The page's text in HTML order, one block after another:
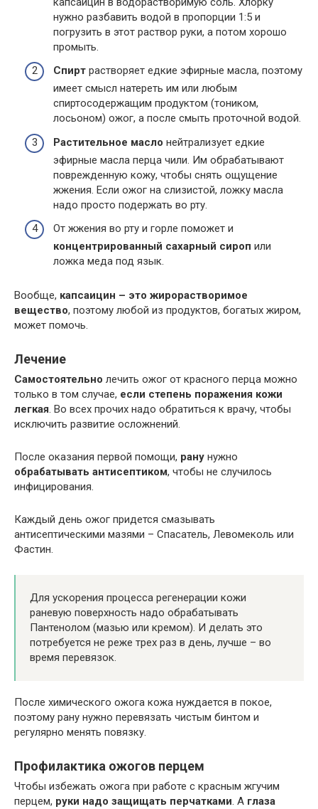
нужно разбавить водой в пропорции 1:5 и
погрузить в этот раствор руки, а потом хорошо
промыть.
Спирт растворяет едкие эфирные масла, поэтому
имеет смысл натереть им или любым
спиртосодержащим продуктом (тоником,
лосьоном) ожог, а после смыть проточной водой.
Растительное масло нейтрализует едкие
эфирные масла перца чили. Им обрабатывают
поврежденную кожу, чтобы снять ощущение
жжения. Если ожог на слизистой, ложку масла
надо просто подержать во рту.
От жжения во рту и горле поможет и
концентрированный сахарный сироп или
ложка меда под язык.
Вообще, капсаицин – это жирорастворимое
вещество, поэтому любой из продуктов, богатых жиром,
может помочь.
Лечение
Самостоятельно лечить ожог от красного перца можно
только в том случае, если степень поражения кожи
легкая. Во всех прочих надо обратиться к врачу, чтобы
исключить развитие осложнений.
После оказания первой помощи, рану нужно
обрабатывать антисептиком, чтобы не случилось
инфицирования.
Каждый день ожог придется смазывать
антисептическими мазями – Спасатель, Левомеколь или
Фастин.
Для ускорения процесса регенерации кожи
раневую поверхность надо обрабатывать
Пантенолом (мазью или кремом). И делать это
потребуется не реже трех раз в день, лучше – во
время перевязок.
После химического ожога кожа нуждается в покое,
поэтому рану нужно перевязать чистым бинтом и
регулярно менять повязку.
Профилактика ожогов перцем
Чтобы избежать ожога при работе с красным жгучим
перцем, руки надо защищать перчатками. А глаза